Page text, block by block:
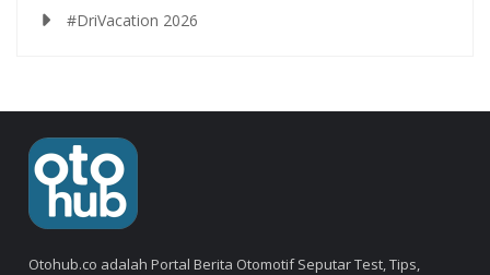
#DriVacation 2026
Otohub.co adalah Portal Berita Otomotif Seputar Test, Tips,